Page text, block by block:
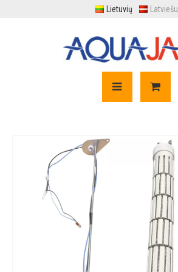
Lietuvių Latviešu